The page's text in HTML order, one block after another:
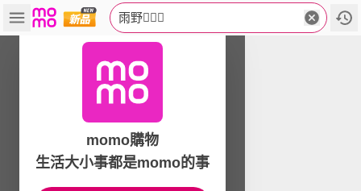
雨野
momo購物
生活大小事都是momo的事